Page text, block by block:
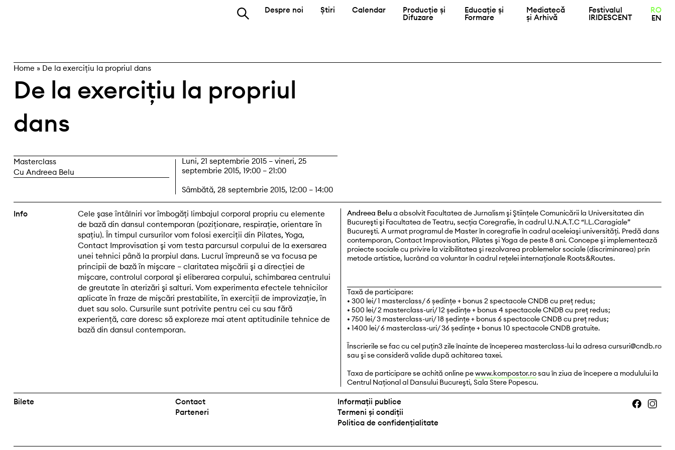
Despre noi Știri Calendar Producție și
Difuzare
Educație și
Formare
Mediatecă
și Arhivă
Festivalul
IRIDESCENT
RO
EN
Home » De la exercițiu la propriul dans
De la exercițiu la propriul
dans
Masterclass
Cu Andreea Belu
Luni, 21 septembrie 2015 – vineri, 25
septembrie 2015, 19:00 – 21:00
Sâmbătă, 28 septembrie 2015, 12:00 – 14:00
Info
Cele şase întâlniri vor îmbogăți limbajul corporal propriu cu elemente
de bază din dansul contemporan (poziționare, respirație, orientare în
spațiu). În timpul cursurilor vom folosi exerciții din Pilates, Yoga,
Contact Improvisation şi vom testa parcursul corpului de la exersarea
unei tehnici până la prorpiul dans. Lucrul împreună se va focusa pe
principii de bază în mişcare – claritatea mişcării şi a direcției de
mişcare, controlul corporal şi eliberarea corpului, schimbarea centrului
de greutate în aterizări şi salturi. Vom experimenta efectele tehnicilor
aplicate în fraze de mişcări prestabilite, în exerciții de improvizație, în
duet sau solo. Cursurile sunt potrivite pentru cei cu sau fără
experiență, care doresc să exploreze mai atent aptitudinile tehnice de
bază din dansul contemporan.
Andreea Belua absolvit Facultatea de Jurnalism şi Ştiințele Comunicării la Universitatea din
Bucureşti şi Facultatea de Teatru, secția Coregrafie, în cadrul U.N.A.T.C “I.L.Caragiale”
Bucureşti. A urmat programul de Master în coregrafie în cadrul aceleiaşi universități. Predă dans
contemporan, Contact Improvisation, Pilates şi Yoga de peste 8 ani. Concepe şi implementează
proiecte sociale cu privire la vizibilitatea şi rezolvarea problemelor sociale (discriminarea) prin
metode artistice, lucrând ca voluntar în cadrul rețelei internaționale Roots&Routes.
Taxă de participare:
• 300 lei/ 1 masterclass/ 6 ședințe + bonus 2 spectacole CNDB cu preţ redus;
• 500 lei/ 2 masterclass-uri/ 12 ședințe + bonus 4 spectacole CNDB cu preț redus;
• 750 lei/ 3 masterclass-uri/ 18 ședințe + bonus 6 spectacole CNDB cu preț redus;
• 1400 lei/ 6 masterclass-uri/ 36 ședințe + bonus 10 spectacole CNDB gratuite.
Înscrierile se fac cu cel puţin3 zile înainte de începerea masterclass-lui la adresa cursuri@cndb.ro
sau şi se consideră valide după achitarea taxei.
Taxa de participare se achită online pewww.kompostor.rosau în ziua de începere a modulului la
Centrul Naţional al Dansului Bucureşti, Sala Stere Popescu.
Bilete
Contact
Parteneri
Informații publice
Termeni și condiții
Politica de confidențialitate